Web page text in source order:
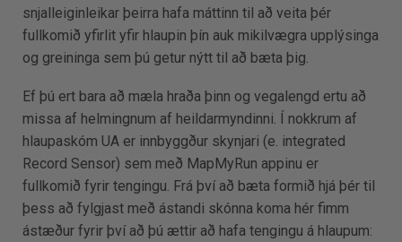
snjalleiginleikar þeirra hafa máttinn til að veita þér
fullkomið yfirlit yfir hlaupin þín auk mikilvægra upplýsinga
og greininga sem þú getur nýtt til að bæta þig.
Ef þú ert bara að mæla hraða þinn og vegalengd ertu að
missa af helmingnum af heildarmyndinni. Í nokkrum af
hlaupaskóm UA er innbyggður skynjari (e. integrated
Record Sensor) sem með MapMyRun appinu er
fullkomið fyrir tengingu. Frá því að bæta formið hjá þér til
þess að fylgjast með ástandi skónna koma hér fimm
ástæður fyrir því að þú ættir að hafa tengingu á hlaupum: